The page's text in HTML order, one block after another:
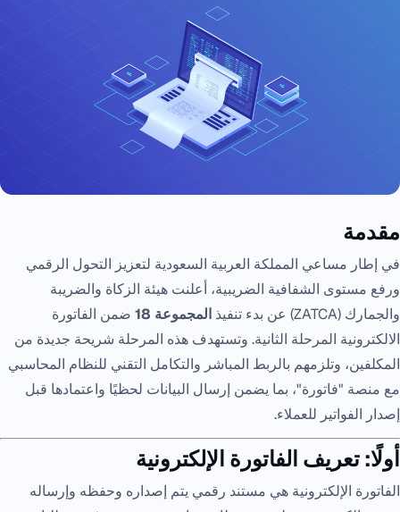
مقدمة
في إطار مساعي المملكة العربية السعودية لتعزيز التحول الرقمي
ورفع مستوى الشفافية الضريبية، أعلنت هيئة الزكاة والضريبة
والجمارك (ZATCA) عن بدء تنفيذ
المجموعة 18
ضمن الفاتورة
الالكترونية المرحلة الثانية. وتستهدف هذه المرحلة شريحة جديدة من
المكلفين، وتلزمهم بالربط المباشر والتكامل التقني للنظام المحاسبي
مع منصة "فاتورة"، بما يضمن إرسال البيانات لحظيًا واعتمادها قبل
إصدار الفواتير للعملاء.
أولًا: تعريف الفاتورة الإلكترونية
الفاتورة الإلكترونية هي مستند رقمي يتم إصداره وحفظه وإرساله